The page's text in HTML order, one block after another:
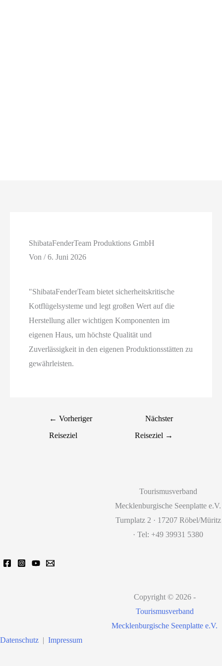
ShibataFenderTeam Produktions GmbH
Von/6. Juni 2026
"ShibataFenderTeam bietet sicherheitskritische
Kotflügelsysteme und legt großen Wert auf die
Herstellung aller wichtigen Komponenten im
eigenen Haus, um höchste Qualität und
Zuverlässigkeit in den eigenen Produktionsstätten zu
gewährleisten.
← Vorheriger
Reiseziel
Nächster
Reiseziel →
Tourismusverband
Mecklenburgische Seenplatte e.V.
Turnplatz 2 · 17207 Röbel/Müritz
· Tel: +49 39931 5380
Copyright © 2026 -
Tourismusverband
Mecklenburgische Seenplatte e.V.
Datenschutz | Impressum